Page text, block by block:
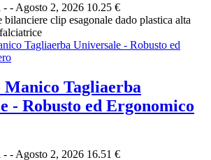
- - Agosto 2, 2026 10.25 €
bilanciere clip esagonale dado plastica alta
Manico Tagliaerba
- Robusto ed Ergonomico
- - Agosto 2, 2026 16.51 €